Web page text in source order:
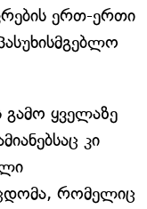
ერთ-ერთი
ყველაზე
კი
რომელიც